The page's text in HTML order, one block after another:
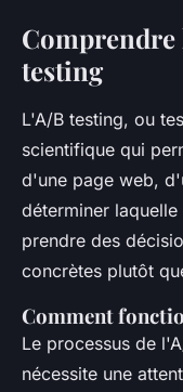
Comprendre
testing
L'A/B testing, ou
scientifique qui
d'une page web,
déterminer
prendre des
concrètes plutôt
Comment
Le processus de
nécessite une